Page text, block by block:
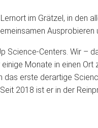
im Grätzel, in den
Science-Centers. Wir –
Monate in einen
das erste derartige
2018 ist er in der